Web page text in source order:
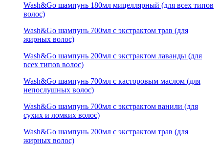
Wash&Go шампунь 180мл мицеллярный (для всех типов
волос)
Wash&Go шампунь 700мл с экстрактом трав (для
жирных волос)
Wash&Go шампунь 200мл с экстрактом лаванды (для
всех типов волос)
Wash&Go шампунь 700мл с касторовым маслом (для
непослушных волос)
Wash&Go шампунь 700мл с экстрактом ванили (для
сухих и ломких волос)
Wash&Go шампунь 200мл с экстрактом трав (для
жирных волос)